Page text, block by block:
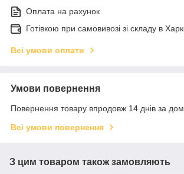
Оплата на рахунок
Готівкою при самовивозі зі складу в
Всі умови оплати
Умови повернення
Повернення товару впродовж 14 днів за
Всі умови повернення
З цим товаром також замовляють